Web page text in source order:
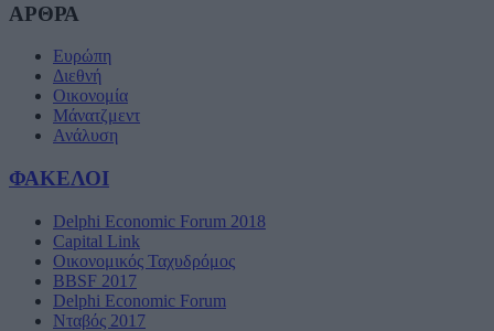
ΑΡΘΡΑ
Ευρώπη
Διεθνή
Οικονομία
Μάνατζμεντ
Ανάλυση
ΦΑΚΕΛΟΙ
Delphi Economic Forum 2018
Capital Link
Οικονομικός Ταχυδρόμος
BBSF 2017
Delphi Economic Forum
Νταβός 2017